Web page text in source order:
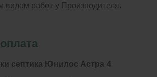
видам работ у Производителя.
септика Юнилос Астра 4